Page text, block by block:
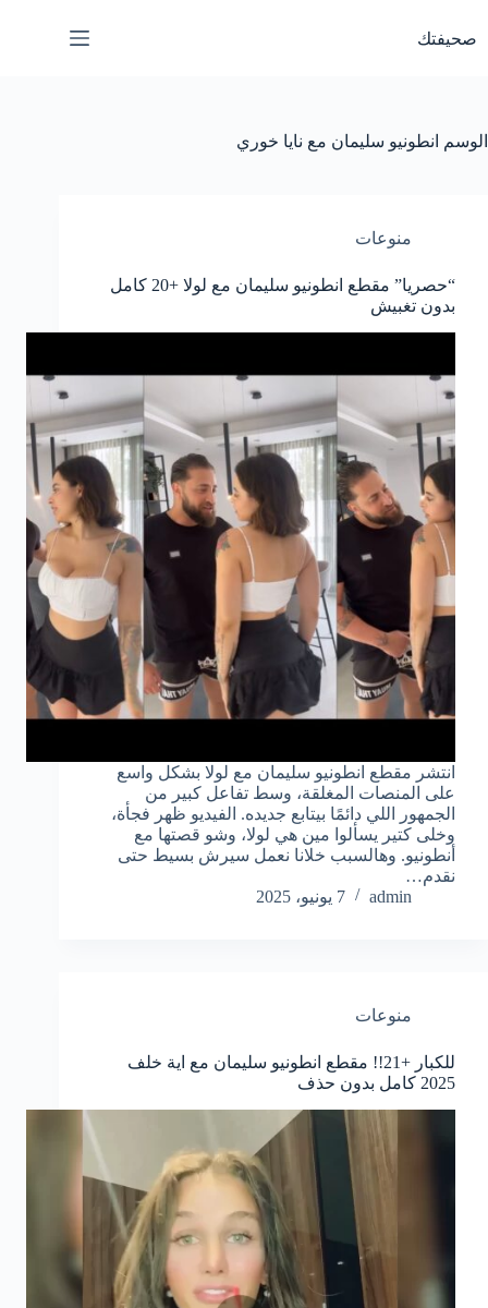
المحتوى
صحيفتك
الوسم انطونيو سليمان مع نايا خوري
منوعات
“حصريا” مقطع انطونيو سليمان مع لولا +20 كامل
بدون تغبيش
انتشر مقطع انطونيو سليمان مع لولا بشكل واسع
على المنصات المغلقة، وسط تفاعل كبير من
الجمهور اللي دائمًا بيتابع جديده. الفيديو ظهر فجأة،
وخلى كتير يسألوا مين هي لولا، وشو قصتها مع
أنطونيو. وهالسبب خلانا نعمل سيرش بسيط حتى
نقدم…
admin
7 يونيو، 2025
منوعات
للكبار +21!! مقطع انطونيو سليمان مع اية خلف
2025 كامل بدون حذف